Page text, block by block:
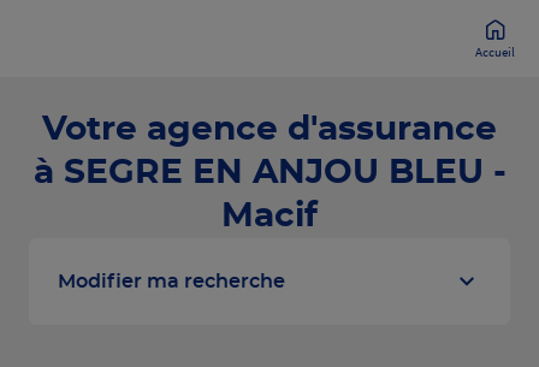
Accueil
Votre agence d'assurance
à SEGRE EN ANJOU BLEU -
Macif
Modifier ma recherche